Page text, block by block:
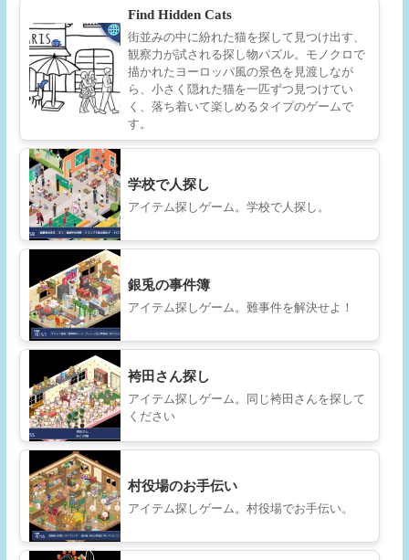
Find Hidden Cats
街並みの中に紛れた猫を探して見つけ出す、
観察力が試される探し物パズル。モノクロで
描かれたヨーロッパ風の景色を見渡しなが
ら、小さく隠れた猫を一匹ずつ見つけてい
く、落ち着いて楽しめるタイプのゲームで
す。
学校で人探し
アイテム探しゲーム。学校で人探し。
銀兎の事件簿
アイテム探しゲーム。難事件を解決せよ！
袴田さん探し
アイテム探しゲーム。同じ袴田さんを探して
ください
村役場のお手伝い
アイテム探しゲーム。村役場でお手伝い。